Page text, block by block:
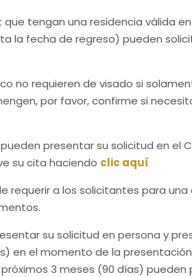
tengan una residencia válida
la fecha de regreso) pueden
no requieren de visado si
por favor, confirme si
presentar su solicitud en el
su cita haciendo clic aquí
requerir a los solicitantes para
su solicitud en persona y
en el momento de la
3 meses (90 días) pueden